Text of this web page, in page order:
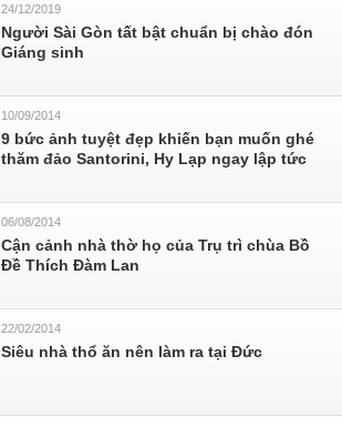
24/12/2019
Người Sài Gòn tất bật chuẩn bị chào đón
Giáng sinh
10/09/2014
9 bức ảnh tuyệt đẹp khiến bạn muốn ghé
thăm đảo Santorini, Hy Lạp ngay lập tức
06/08/2014
Cận cảnh nhà thờ họ của Trụ trì chùa Bồ
Đề Thích Đàm Lan
22/02/2014
Siêu nhà thổ ăn nên làm ra tại Đức